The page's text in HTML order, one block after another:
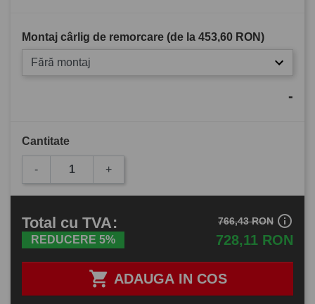
Montaj cârlig de remorcare (de la 453,60 RON)
Fără montaj
-
Cantitate
- +
 ADAUGA IN COS
Total cu TVA:
REDUCERE 5% 728,11 RON
766,43 RON info_outline